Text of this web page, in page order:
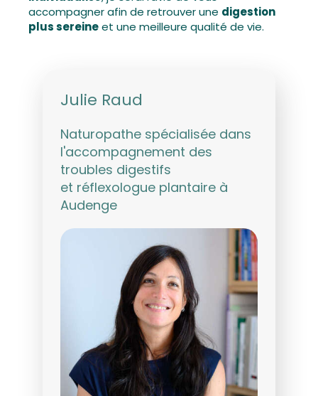
accompagner afin de retrouver une digestion
plus sereineet une meilleure qualité de vie.
Julie Raud
Naturopathe spécialisée dans
l'accompagnement des
troubles digestifs
et réflexologue plantaire à
Audenge